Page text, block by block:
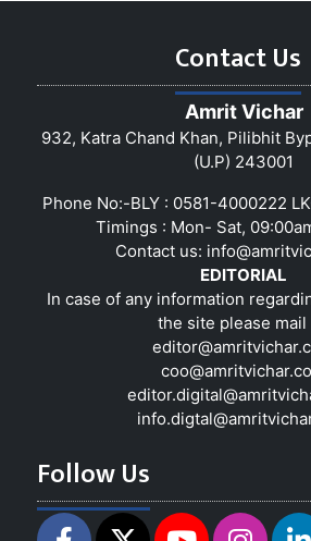
Contact Us
Amrit Vichar
932, Katra Chand Khan, Pilibhit
(U.P) 243001
Phone No:-BLY : 0581-4000222
Timings : Mon- Sat,
Contact us:
EDITORIAL
In case of any information
the site please mail
Follow Us